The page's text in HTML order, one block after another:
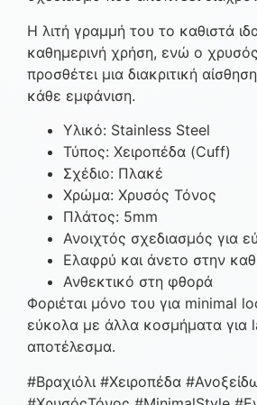
Η λιτή γραμμή του το καθιστά
καθημερινή χρήση, ενώ ο
προσθέτει μια διακριτική
κάθε εμφάνιση.
Υλικό: Stainless Steel
Τύπος: Χειροπέδα (Cuff)
Σχέδιο: Πλακέ
Χρώμα: Χρυσός Τόνος
Πλάτος: 5mm
Ανοιχτός σχεδιασμός για
Ελαφρύ και άνετο στην
Ανθεκτικό στη φθορά
Φοριέται μόνο του για minimal
εύκολα με άλλα κοσμήματα για
αποτέλεσμα.
#Βραχιόλι #Χειροπέδα